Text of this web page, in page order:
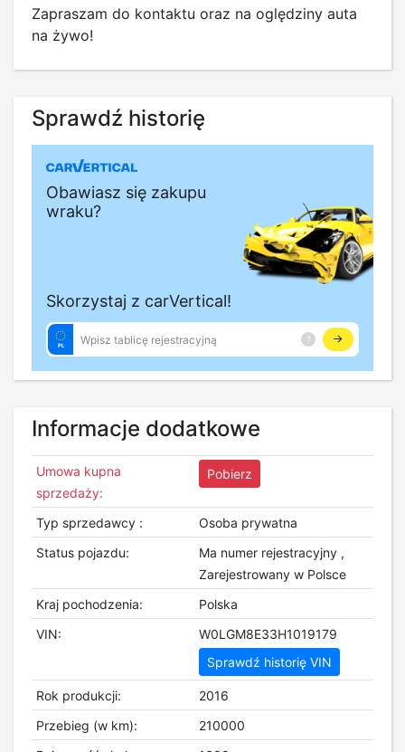
Zapraszam do kontaktu oraz na oględziny auta
na żywo!
Sprawdź historię
Informacje dodatkowe
Umowa kupna
sprzedaży:
Pobierz
Typ sprzedawcy :
Osoba prywatna
Status pojazdu:
Ma numer rejestracyjny ,
Zarejestrowany w Polsce
Kraj pochodzenia:
Polska
VIN:
W0LGM8E33H1019179
Sprawdź historię VIN
Rok produkcji:
2016
Przebieg (w km):
210000